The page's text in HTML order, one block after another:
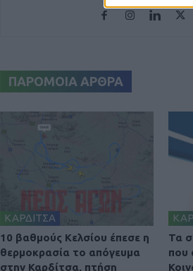
ΠΑΡΟΜΟΙΑ ΑΡΘΡΑ
ΚΑΡΔΙΤΣΑ
10 βαθμούς Κελσίου έπεσε η
θερμοκρασία το απόγευμα
στην Καρδίτσα, πτήση
Τα
που